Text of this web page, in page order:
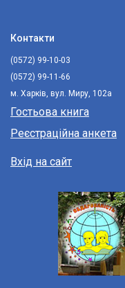
Контакти
(0572) 99-10-03
(0572) 99-11-66
м. Харків, вул. Миру, 102а
Гостьова книга
Реєстраційна анкета
Вхід на сайт